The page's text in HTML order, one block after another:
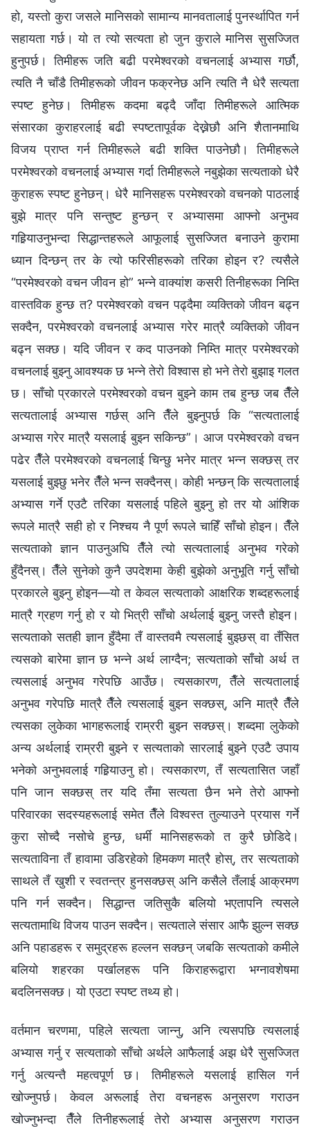
हो, यस्तो कुरा जसले मानिसको सामान्य मानवतालाई पुनर्स्थापित गर्न
सहायता गर्छ। यो त त्यो सत्यता हो जुन कुराले मानिस सुसज्जित
हुनुपर्छ। तिमीहरू जति बढी परमेश्‍वरको वचनलाई अभ्यास गर्छौ,
त्यति नै चाँडै तिमीहरूको जीवन फक्रनेछ अनि त्यति नै धेरै सत्यता
स्पष्ट हुनेछ। तिमीहरू कदमा बढ्दै जाँदा तिमीहरूले आत्मिक
संसारका कुराहरलाई बढी स्पष्टतापूर्वक देख्नेछौ अनि शैतानमाथि
विजय प्राप्त गर्न तिमीहरूले बढी शक्ति पाउनेछौ। तिमीहरूले
परमेश्‍वरको वचनलाई अभ्यास गर्दा तिमीहरूले नबुझेका सत्यताको धेरै
कुराहरू स्पष्ट हुनेछन्। धेरै मानिसहरू परमेश्‍वरको वचनको पाठलाई
बुझे मात्र पनि सन्तुष्ट हुन्छन् र अभ्यासमा आफ्नो अनुभव
गहिर्‍याउनुभन्दा सिद्धान्तहरूले आफूलाई सुसज्जित बनाउने कुरामा
ध्यान दिन्छन् तर के त्यो फरिसीहरूको तरिका होइन र? त्यसैले
“परमेश्‍वरको वचन जीवन हो” भन्ने वाक्यांश कसरी तिनीहरूका निम्ति
वास्तविक हुन्छ त? परमेश्‍वरको वचन पढ्दैमा व्यक्तिको जीवन बढ्न
सक्दैन, परमेश्‍वरको वचनलाई अभ्यास गरेर मात्रै व्यक्तिको जीवन
बढ्न सक्छ। यदि जीवन र कद पाउनको निम्ति मात्र परमेश्‍वरको
वचनलाई बुझ्नु आवश्यक छ भन्ने तेरो विश्‍वास हो भने तेरो बुझाइ गलत
छ। साँचो प्रकारले परमेश्‍वरको वचन बुझ्ने काम तब हुन्छ जब तैँले
सत्यतालाई अभ्यास गर्छस् अनि तैँले बुझ्नुपर्छ कि “सत्यतालाई
अभ्यास गरेर मात्रै यसलाई बुझ्न सकिन्छ”। आज परमेश्‍वरको वचन
पढेर तैँले परमेश्‍वरको वचनलाई चिन्छु भनेर मात्र भन्न सक्छस् तर
यसलाई बुझ्छु भनेर तैँले भन्न सक्दैनस्। कोही भन्छन् कि सत्यतालाई
अभ्यास गर्ने एउटै तरिका यसलाई पहिले बुझ्नु हो तर यो आंशिक
रूपले मात्रै सही हो र निश्चय नै पूर्ण रूपले चाहिँ साँचो होइन। तैँले
सत्यताको ज्ञान पाउनुअघि तैँले त्यो सत्यतालाई अनुभव गरेको
हुँदैनस्। तैँले सुनेको कुनै उपदेशमा केही बुझेको अनुभूति गर्नु साँचो
प्रकारले बुझ्नु होइन—यो त केवल सत्यताको आक्षरिक शब्दहरूलाई
मात्रै ग्रहण गर्नु हो र यो भित्री साँचो अर्थलाई बुझ्नु जस्तै होइन।
सत्यताको सतही ज्ञान हुँदैमा तँ वास्तवमै त्यसलाई बुझ्छस् वा तँसित
त्यसको बारेमा ज्ञान छ भन्ने अर्थ लाग्दैन; सत्यताको साँचो अर्थ त
त्यसलाई अनुभव गरेपछि आउँछ। त्यसकारण, तैँले सत्यतालाई
अनुभव गरेपछि मात्रै तैँले त्यसलाई बुझ्न सक्छस्, अनि मात्रै तैँले
त्यसका लुकेका भागहरूलाई राम्ररी बुझ्न सक्छस्। शब्दमा लुकेको
अन्य अर्थलाई राम्ररी बुझ्ने र सत्यताको सारलाई बुझ्ने एउटै उपाय
भनेको अनुभवलाई गहिर्‍याउनु हो। त्यसकारण, तँ सत्यतासित जहाँ
पनि जान सक्छस् तर यदि तँमा सत्यता छैन भने तेरो आफ्नो
परिवारका सदस्यहरूलाई समेत तैँले विश्‍वस्त तुल्याउने प्रयास गर्ने
कुरा सोच्दै नसोचे हुन्छ, धर्मी मानिसहरूको त कुरै छोडिदे।
सत्यताविना तँ हावामा उडिरहेको हिमकण मात्रै होस्, तर सत्यताको
साथले तँ खुशी र स्वतन्त्र हुनसक्छस् अनि कसैले तँलाई आक्रमण
पनि गर्न सक्‍दैन। सिद्धान्त जतिसुकै बलियो भएतापनि त्यसले
सत्यतामाथि विजय पाउन सक्दैन। सत्यताले संसार आफै झुल्न सक्छ
अनि पहाडहरू र समुद्रहरू हल्लन सक्छन् जबकि सत्यताको कमीले
बलियो शहरका पर्खालहरू पनि किराहरूद्वारा भग्नावशेषमा
बदलिनसक्छ। यो एउटा स्पष्ट तथ्य हो।
वर्तमान चरणमा, पहिले सत्यता जान्नु, अनि त्यसपछि त्यसलाई
अभ्यास गर्नु र सत्यताको साँचो अर्थले आफैलाई अझ धेरै सुसज्जित
गर्नु अत्यन्तै महत्वपूर्ण छ। तिमीहरूले यसलाई हासिल गर्न
खोज्नुपर्छ। केवल अरूलाई तेरा वचनहरू अनुसरण गराउन
खोज्नुभन्दा तैँले तिनीहरूलाई तेरो अभ्यास अनुसरण गराउन